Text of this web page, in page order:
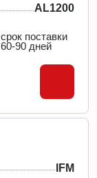
AL1200
срок поставки
60-90 дней
IFM